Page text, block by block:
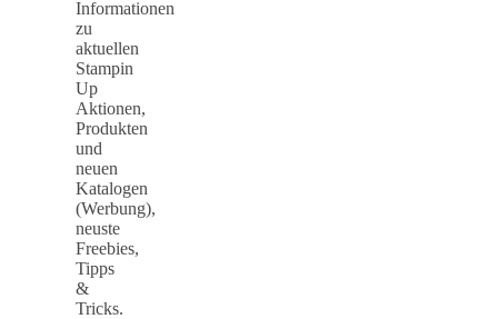
Informationen
zu
aktuellen
Stampin
Up
Aktionen,
Produkten
und
neuen
Katalogen
(Werbung),
neuste
Freebies,
Tipps
&
Tricks.